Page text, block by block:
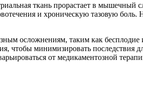
ткань прорастает в
и хроническую тазовую
осложнениям, таким как
чтобы минимизировать
от медикаментозной